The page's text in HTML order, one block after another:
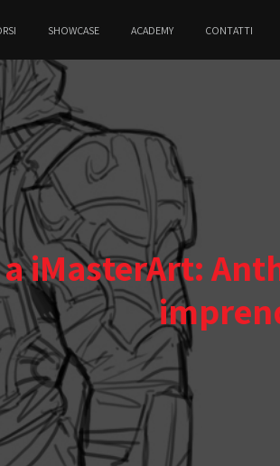
SHOWCASE ACADEMY CONTATTI
a iMasterArt: